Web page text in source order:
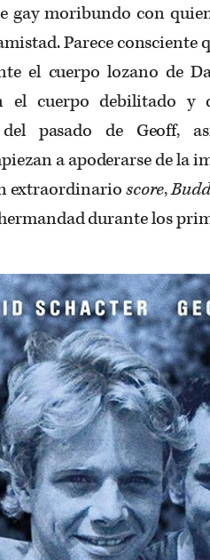
gay moribundo con
Parece consciente
el cuerpo lozano de
el cuerpo debilitado y
pasado de Geoff,
a apoderarse de la
extraordinarioscore,
durante los